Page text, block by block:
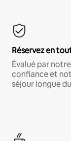
Réservez en
Évalué par
confiance et
séjour longue